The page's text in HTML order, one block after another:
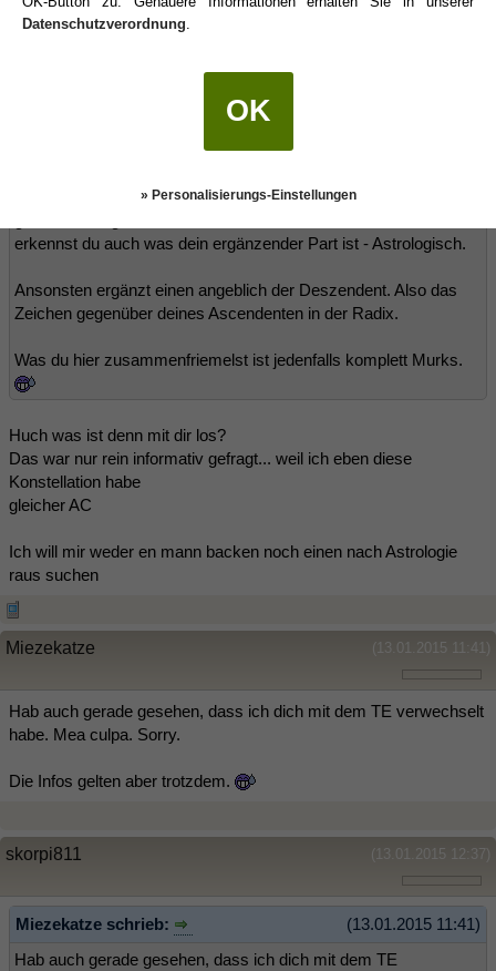
unter gleichen Zeichen!
Ganz ehrlich, ich verstehs nicht...
Wenn man jemanden anhand der Sterne aussuchen muss (was
Bullshit ist) gibt es massig gute Astroseiten die dir genau
erklären was warum wie passt. Warum machst du dir nicht die
Geburtshoroskop genau an - alle Erläuterungen und Co. Davon
erkennst du auch was dein ergänzender Part ist - Astrologisch.
Ansonsten ergänzt einen angeblich der Deszendent. Also das
Zeichen gegenüber deines Ascendenten in der Radix.
Was du hier zusammenfriemelst ist jedenfalls komplett Murks.
Huch was ist denn mit dir los?
Das war nur rein informativ gefragt... weil ich eben diese
Konstellation habe
gleicher AC
Ich will mir weder en mann backen noch einen nach Astrologie
raus suchen
(13.01.2015 11:41)
Miezekatze
Hab auch gerade gesehen, dass ich dich mit dem TE verwechselt
habe. Mea culpa. Sorry.
Die Infos gelten aber trotzdem.
(13.01.2015 12:37)
skorpi811
(13.01.2015 11:41)
Miezekatze schrieb:
Hab auch gerade gesehen, dass ich dich mit dem TE
Datenschutzverordnung
OK
» Personalisierungs-Einstellungen